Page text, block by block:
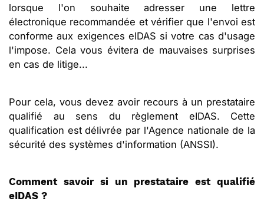
lorsque l'on souhaite adresser une lettre
électronique recommandée et vérifier que l'envoi est
conforme aux exigences eIDAS si votre cas d'usage
l'impose. Cela vous évitera de mauvaises surprises
en cas de litige...
Pour cela, vous devez avoir recours à un prestataire
qualifié au sens du règlement eIDAS. Cette
qualification est délivrée par l'Agence nationale de la
sécurité des systèmes d'information (ANSSI).
Comment savoir si un prestataire est qualifié
eIDAS ?